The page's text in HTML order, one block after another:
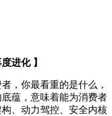
进化 】
，你最看重的是什么，
蕴，意味着能为消费者
、动力驾控、安全内核